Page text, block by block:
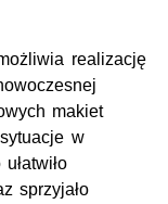
realizację
makiet
w
sprzyjało